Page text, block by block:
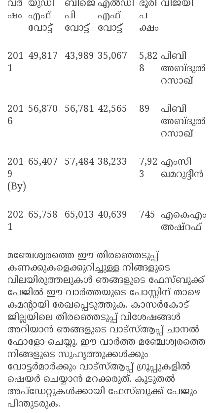
വർ
ഷം
യുഡി
എഫ്
വോട്ട്
ബിജെ
പി
വോട്ട്
എൽഡി
എഫ്
വോട്ട്
ഭൂരി
പ
ക്ഷം
വിജയി
201
1
49,817 43,989 35,067
5,82
8
പിബി
അബ്ദുൽ
റസാഖ്
201
6
56,870 56,781 42,565 89
പിബി
അബ്ദുൽ
റസാഖ്
201
9
(By)
65,407 57,484 38,233
7,92
3
എംസി
ഖമറുദ്ദീൻ
202
1
65,758 65,013 40,639 745 എകെഎം
അഷ്റഫ്
മഞ്ചേശ്വരത്തെ ഈ തിരഞ്ഞെടുപ്പ്
കണക്കുകളെക്കുറിച്ചുള്ള നിങ്ങളുടെ
വിലയിരുത്തലുകൾ ഞങ്ങളുടെ ഫേസ്ബുക്ക്
പേജിൽ ഈ വാർത്തയുടെ പോസ്റ്റിന് താഴെ
കമന്റായി രേഖപ്പെടുത്തുക. കാസർകോട്
ജില്ലയിലെ തിരഞ്ഞെടുപ്പ് വിശേഷങ്ങൾ
അറിയാൻ ഞങ്ങളുടെ വാട്സ്ആപ്പ് ചാനൽ
ഫോളോ ചെയ്യൂ. ഈ വാർത്ത മഞ്ചേശ്വരത്തെ
നിങ്ങളുടെ സുഹൃത്തുക്കൾക്കും
വോട്ടർമാർക്കും വാട്സ്ആപ്പ് ഗ്രൂപ്പുകളിൽ
ഷെയർ ചെയ്യാൻ മറക്കരുത്. കൂടുതൽ
അപ്‌ഡേറ്റുകൾക്കായി ഫേസ്ബുക്ക് പേജും
പിന്തുടരുക.